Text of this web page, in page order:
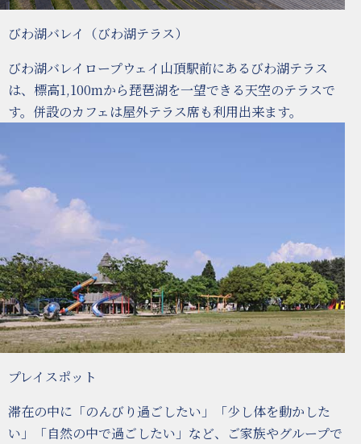
びわ湖バレイ（びわ湖テラス）
びわ湖バレイロープウェイ山頂駅前にあるびわ湖テラス
は、標高1,100mから琵琶湖を一望できる天空のテラスで
す。併設のカフェは屋外テラス席も利用出来ます。
プレイスポット
滞在の中に「のんびり過ごしたい」「少し体を動かした
い」「自然の中で過ごしたい」など、ご家族やグループで